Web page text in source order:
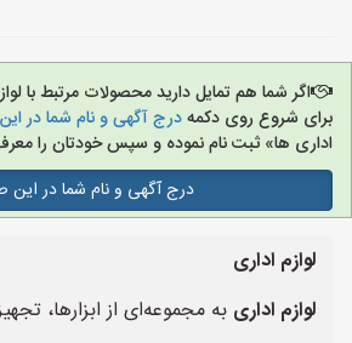
اگر شما هم تمایل دارید محصولات مرتبط با
برای شروع روی دکمهدرج آگهی و نام شما در
اداری ها» ثبت نام نموده و سپس خودتان را
درج آگهی و نام شما در
لوازم اداری
لوازم اداری به مجموعه‌ای از ابزارها،